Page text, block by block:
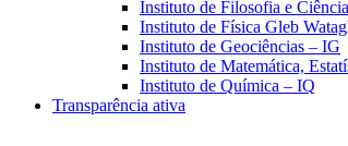
Instituto de Filosofia e
Instituto de Física Gleb
Instituto de Geociências – IG
Instituto de Matemática,
Instituto de Química – IQ
Transparência ativa